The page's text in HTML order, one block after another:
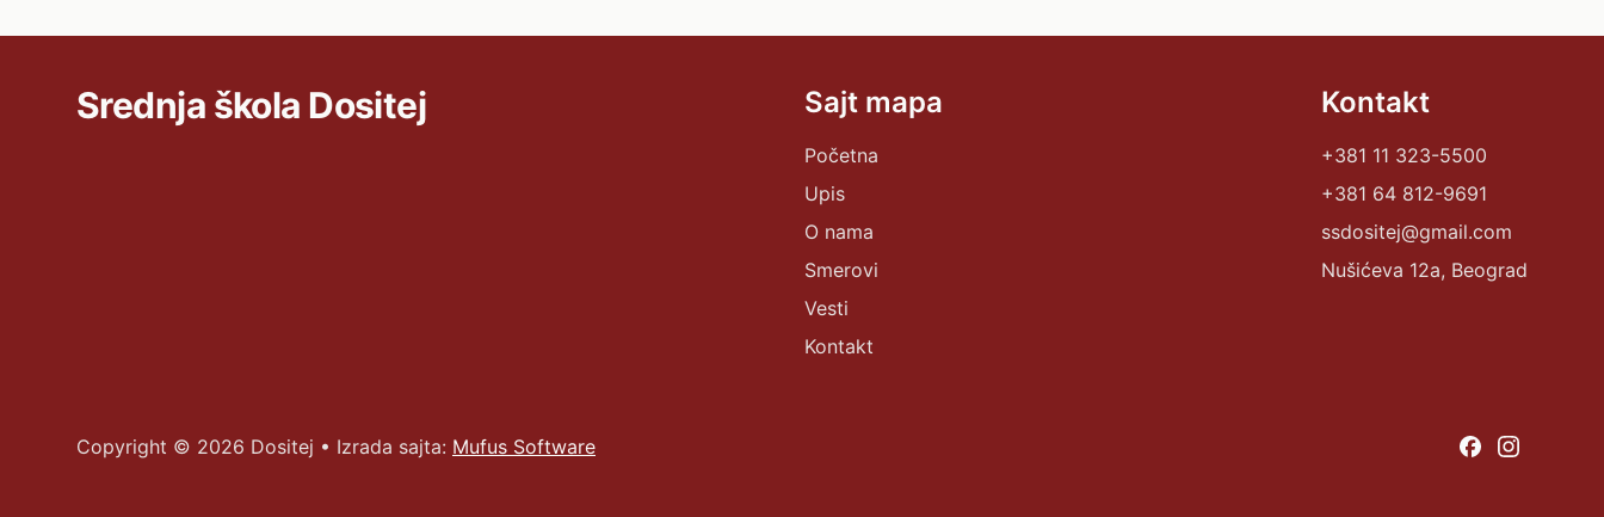
Srednja škola Dositej Sajt mapa
Početna
Upis
O nama
Smerovi
Vesti
Kontakt
Kontakt
+381 11 323-5500
+381 64 812-9691
ssdositej@gmail.com
Nušićeva 12a, Beograd
Copyright © 2026 Dositej • Izrada sajta: Mufus Software